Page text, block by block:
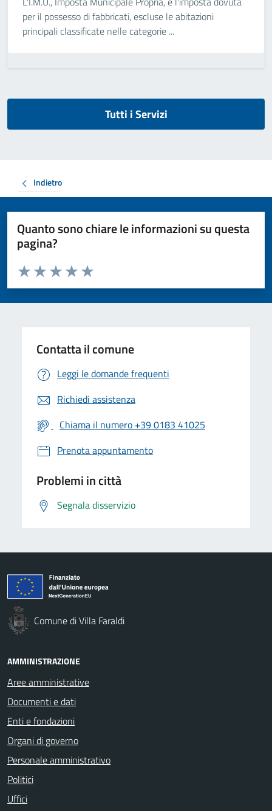
per il possesso di fabbricati, escluse le abitazioni
principali classificate nelle categorie ...
Tutti i Servizi
Indietro
Quanto sono chiare le informazioni su questa
pagina?
Valuta da 1 a 5 stelle la pagina
Valuta 5 stelle su 5
Valuta 4 stelle su 5
Valuta 3 stelle su 5
Valuta 2 stelle su 5
Valuta 1 stelle su 5
Contatta il comune
Leggi le domande frequenti
Richiedi assistenza
Chiama il numero +39 0183 41025
Prenota appuntamento
Problemi in città
Segnala disservizio
Comune di Villa Faraldi
AMMINISTRAZIONE
Aree amministrative
Documenti e dati
Enti e fondazioni
Organi di governo
Personale amministrativo
Politici
Uffici